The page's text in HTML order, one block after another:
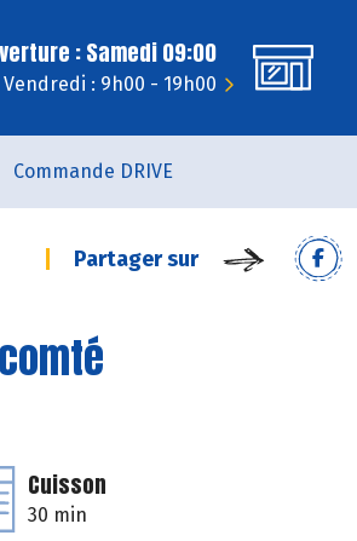
: Samedi 09:00
Vendredi : 9h00 - 19h00
Commande DRIVE
Partager sur
Cuisson
30 min